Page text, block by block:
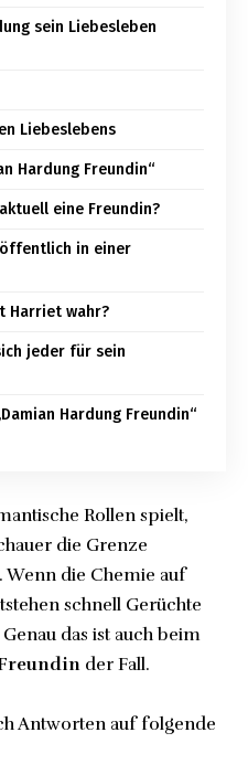
sein Liebesleben
Liebeslebens
Hardung Freundin“
eine Freundin?
in einer
Harriet wahr?
jeder für sein
Hardung Freundin“
Rollen spielt,
die Grenze
Wenn die Chemie auf
schnell Gerüchte
das ist auch beim
der Fall.
Antworten auf folgende